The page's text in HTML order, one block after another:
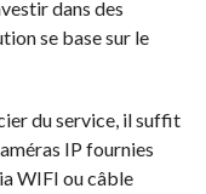
dans des
se base sur le
du service, il suffit
IP fournies
WIFI ou câble